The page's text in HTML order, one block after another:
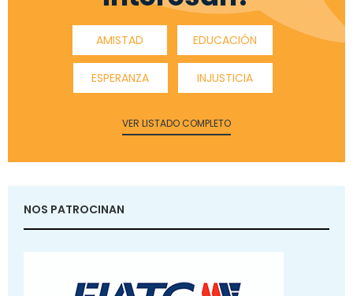
AMISTAD EDUCACIÓN
ESPERANZA INJUSTICIA
VER LISTADO COMPLETO
NOS PATROCINAN